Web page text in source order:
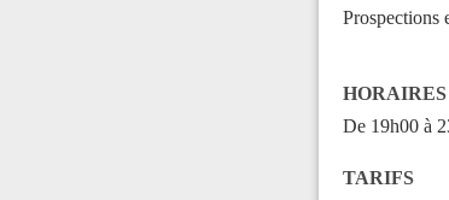
Prospections
HORAIRES
De 19h00 à
TARIFS